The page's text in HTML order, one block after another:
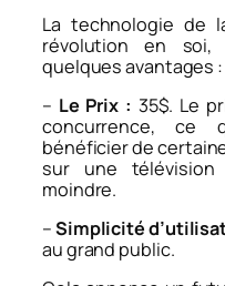
La technologie de
révolution en soi,
quelques avantages :
– Le Prix : 35$. Le
concurrence, ce
bénéficier de
sur une
moindre.
–Simplicité
au grand public.